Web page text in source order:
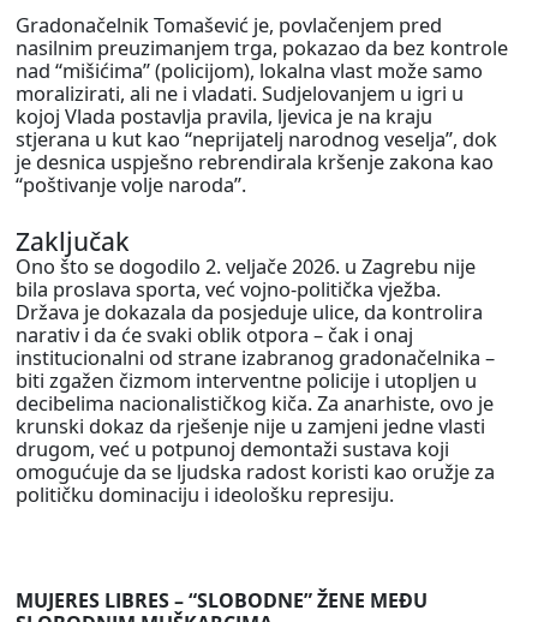
Gradonačelnik Tomašević je, povlačenjem pred
nasilnim preuzimanjem trga, pokazao da bez kontrole
nad “mišićima” (policijom), lokalna vlast može samo
moralizirati, ali ne i vladati. Sudjelovanjem u igri u
kojoj Vlada postavlja pravila, ljevica je na kraju
stjerana u kut kao “neprijatelj narodnog veselja”, dok
je desnica uspješno rebrendirala kršenje zakona kao
“poštivanje volje naroda”.
Zaključak
Ono što se dogodilo 2. veljače 2026. u Zagrebu nije
bila proslava sporta, već vojno-politička vježba.
Država je dokazala da posjeduje ulice, da kontrolira
narativ i da će svaki oblik otpora – čak i onaj
institucionalni od strane izabranog gradonačelnika –
biti zgažen čizmom interventne policije i utopljen u
decibelima nacionalističkog kiča. Za anarhiste, ovo je
krunski dokaz da rješenje nije u zamjeni jedne vlasti
drugom, već u potpunoj demontaži sustava koji
omogućuje da se ljudska radost koristi kao oružje za
političku dominaciju i ideološku represiju.
MUJERES LIBRES – “SLOBODNE” ŽENE MEĐU